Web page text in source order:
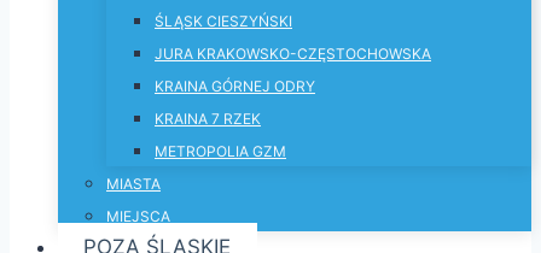
ŚLĄSK CIESZYŃSKI
JURA KRAKOWSKO-CZĘSTOCHOWSKA
KRAINA GÓRNEJ ODRY
KRAINA 7 RZEK
METROPOLIA GZM
MIASTA
MIEJSCA
POZA ŚLĄSKIE